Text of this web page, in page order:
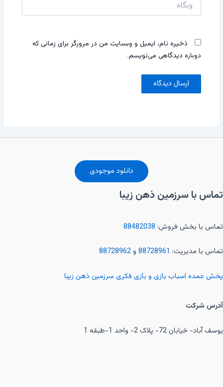
ذخیره نام، ایمیل و وبسایت من در مرورگر برای زمانی که
دوباره دیدگاهی می‌نویسم.
دانلود موجودی
تماس با سرزمین ذهن زیبا
تماس با بخش فروش: 88482038
تماس با مدیریت: 88728961 و88728962
پخش عمده اسباب بازی و بازی فکری سرزمین ذهن زیبا
آدرس شرکت
یوسف آباد- خیابان 72- پلاک 2- واحد 1-طبقه 1